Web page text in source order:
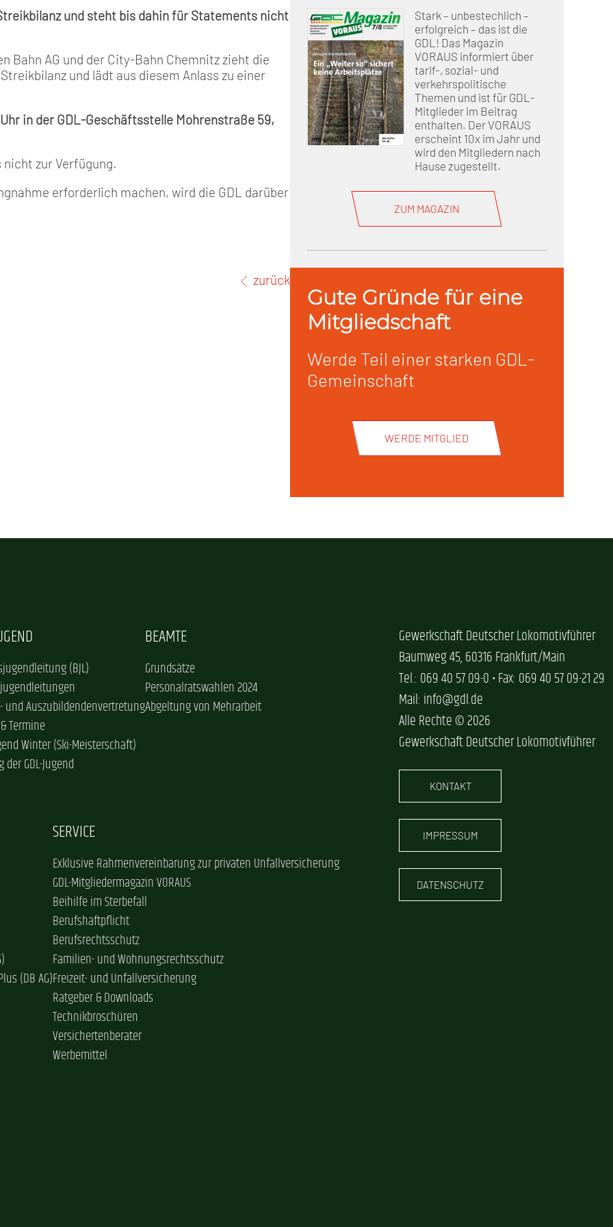
und steht bis dahin für Statements nicht
Bahn AG und der City-Bahn Chemnitz zieht die
und lädt aus diesem Anlass zu einer
in der GDL-Geschäftsstelle Mohrenstraße 59,
zur Verfügung.
erforderlich machen, wird die GDL darüber
zurück
Stark – unbestechlich –
erfolgreich – das ist die
GDL! Das Magazin
VORAUS informiert über
tarif-, sozial- und
verkehrspolitische
Themen und ist für GDL-
Mitglieder im Beitrag
enthalten. Der VORAUS
erscheint 10x im Jahr und
wird den Mitgliedern nach
Hause zugestellt.
ZUM MAGAZIN
Gute Gründe für eine
Mitgliedschaft
Werde Teil einer starken GDL-
Gemeinschaft
WERDE MITGLIED
(BJL)
und Auszubildendenvertretung
Termine
Winter (Ski-Meisterschaft)
der GDL-Jugend
BEAMTE
Grundsätze
Personalratswahlen 2024
Abgeltung von Mehrarbeit
(DB AG)
SERVICE
Exklusive Rahmenvereinbarung zur privaten Unfallversicherung
GDL-Mitgliedermagazin VORAUS
Beihilfe im Sterbefall
Berufshaftpflicht
Berufsrechtsschutz
Familien- und Wohnungsrechtsschutz
Freizeit- und Unfallversicherung
Ratgeber & Downloads
Technikbroschüren
Versichertenberater
Werbemittel
Gewerkschaft Deutscher Lokomotivführer
Baumweg 45, 60316 Frankfurt/Main
Tel.: 069 40 57 09-0 • Fax: 069 40 57 09-21 29
Mail: info@gdl.de
Alle Rechte © 2026
Gewerkschaft Deutscher Lokomotivführer
KONTAKT
IMPRESSUM
DATENSCHUTZ